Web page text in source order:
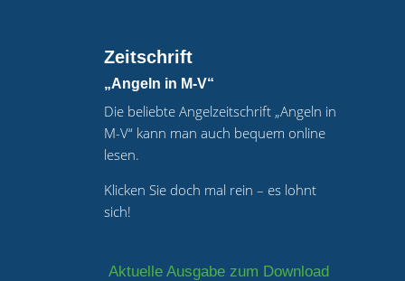
Zeitschrift
„Angeln in M-V“
Die beliebte Angelzeitschrift „Angeln in
M-V“ kann man auch bequem online
lesen.
Klicken Sie doch mal rein – es lohnt
sich!
Aktuelle Ausgabe zum Download